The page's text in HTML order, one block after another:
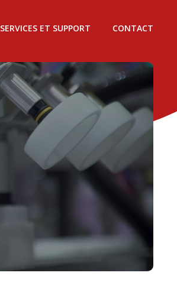
SERVICES ET SUPPORT CONTACT